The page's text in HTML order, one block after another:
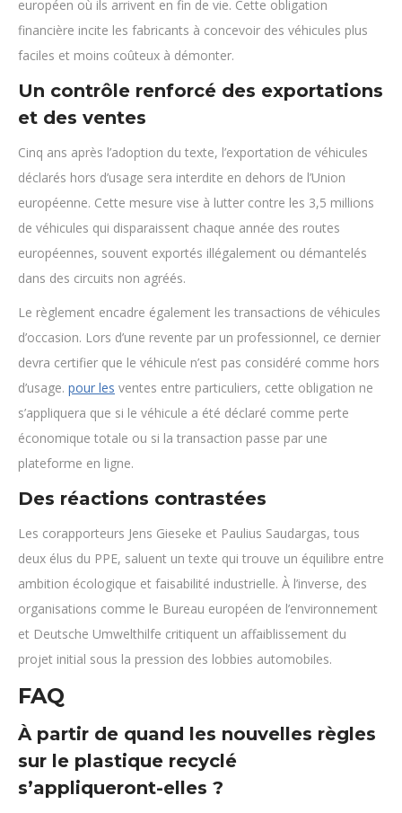
européen où ils arrivent en fin de vie. Cette obligation
financière incite les fabricants à concevoir des véhicules plus
faciles et moins coûteux à démonter.
Un contrôle renforcé des exportations
et des ventes
Cinq ans après l’adoption du texte, l’exportation de véhicules
déclarés hors d’usage sera interdite en dehors de l’Union
européenne. Cette mesure vise à lutter contre les 3,5 millions
de véhicules qui disparaissent chaque année des routes
européennes, souvent exportés illégalement ou démantelés
dans des circuits non agréés.
Le règlement encadre également les transactions de véhicules
d’occasion. Lors d’une revente par un professionnel, ce dernier
devra certifier que le véhicule n’est pas considéré comme hors
d’usage. pour les ventes entre particuliers, cette obligation ne
s’appliquera que si le véhicule a été déclaré comme perte
économique totale ou si la transaction passe par une
plateforme en ligne.
Des réactions contrastées
Les corapporteurs Jens Gieseke et Paulius Saudargas, tous
deux élus du PPE, saluent un texte qui trouve un équilibre entre
ambition écologique et faisabilité industrielle. À l’inverse, des
organisations comme le Bureau européen de l’environnement
et Deutsche Umwelthilfe critiquent un affaiblissement du
projet initial sous la pression des lobbies automobiles.
FAQ
À partir de quand les nouvelles règles
sur le plastique recyclé
s’appliqueront-elles ?